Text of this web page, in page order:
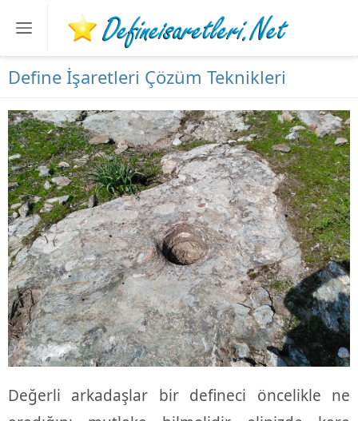
Define İşaretleri Çözüm Teknikleri
Değerli arkadaşlar bir defineci öncelikle ne